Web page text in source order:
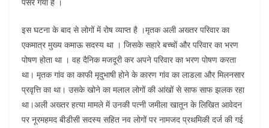
इस घटना के बाद से लोगों में रोष व्याप्त है ।मृतक अली अख्तर परिवार का
एकमात्र मुख्य कमाऊ सदस्य था । जिसके सहारे बच्चों और परिवार का भरण
पोषण होता था । वह दैनिक मजदूरी कर अपने परिवार का भरण पोषण करता
था। मृतक गांव का काफी मृदुभाषी होने के कारण गांव का लाडला और मिलनसार
प्रवृत्ति का था। उसके खोने का मलाल लोगों की आंखों से साफ साफ झलक रहा
था।अली अख्तर हत्या मामले में उनकी पत्नी जमीला खातून के लिखित आवेदन
पर नूरमहमद बीडीसी सदस्य सहित नव लोगों पर नामजद प्रथमिकी दर्ज की गई